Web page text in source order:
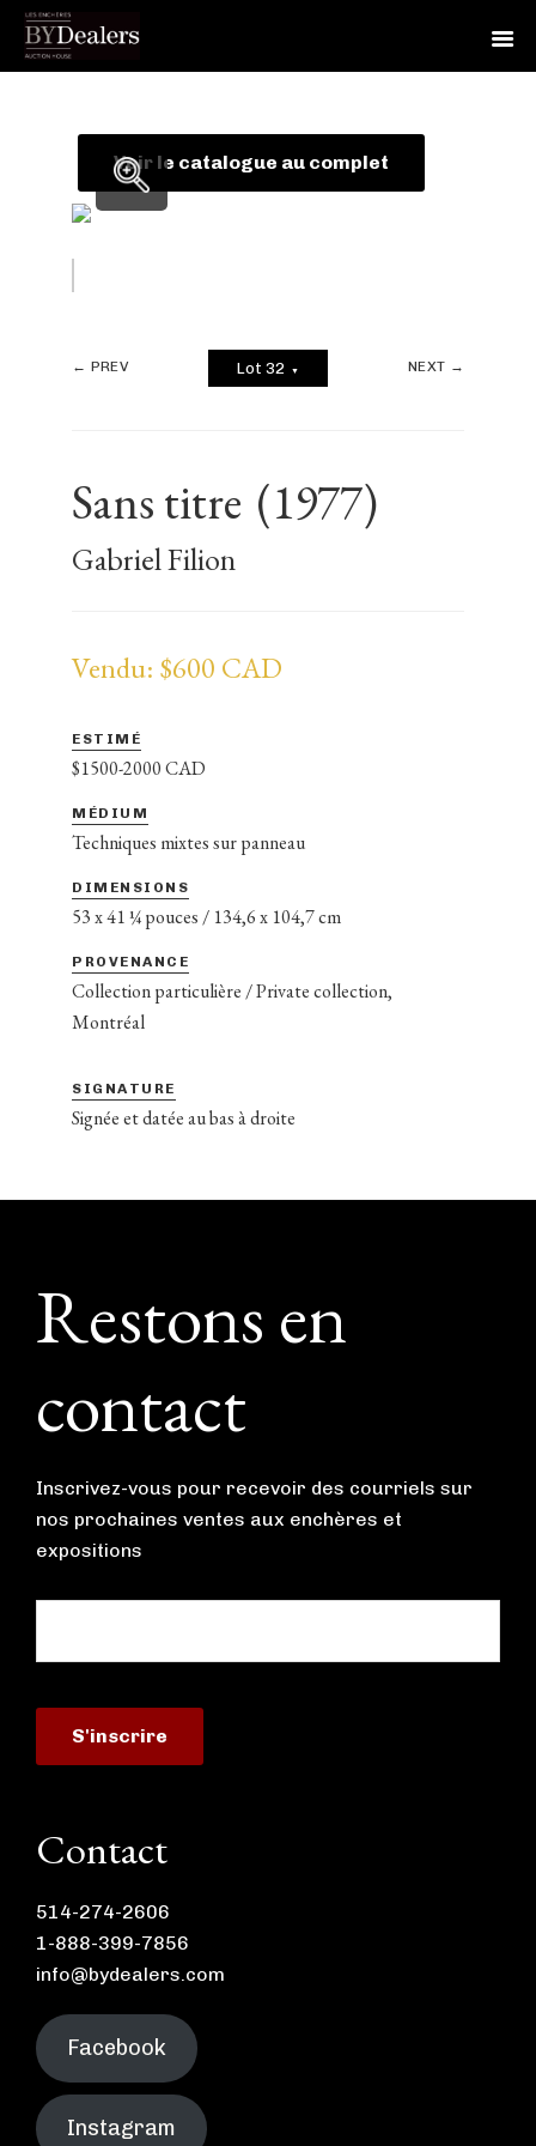
Voir le catalogue au complet
← PREV Lot 32 ▼ NEXT →
Sans titre (1977)
Gabriel Filion
Vendu: $600 CAD
ESTIMÉ
$1500-2000 CAD
MÉDIUM
Techniques mixtes sur panneau
DIMENSIONS
53 x 41 ¼ pouces / 134,6 x 104,7 cm
PROVENANCE
Collection particulière / Private collection,
Montréal
SIGNATURE
Signée et datée au bas à droite
Footer
Restons en
contact
Inscrivez-vous pour recevoir des courriels sur
nos prochaines ventes aux enchères et
expositions
Contact
514-274-2606
1-888-399-7856
info@bydealers.com
Facebook
Instagram